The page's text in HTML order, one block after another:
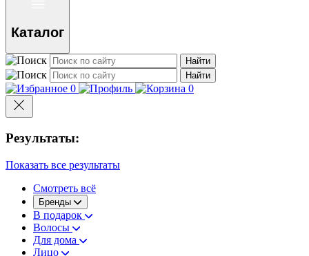
Каталог
Найти
Найти
0 0
Результаты:
Показать все результаты
Смотреть всё
Бренды
В подарок
Волосы
Для дома
Лицо